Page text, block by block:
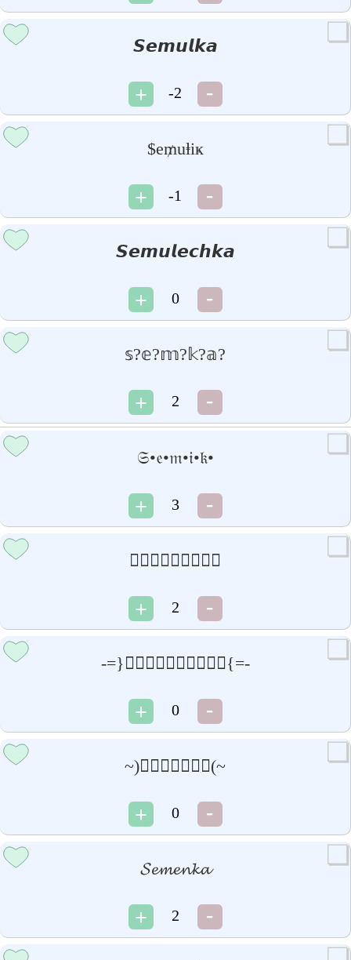
𝙎𝙚𝙢𝙪𝙡𝙠𝙖
-2
$e₥uⱡiҝ
-1
𝙎𝙚𝙢𝙪𝙡𝙚𝙘𝙝𝙠𝙖
0
𝕤?𝕖?𝕞?𝕜?𝕒?
2
𝔖•𝔢•𝔪•𝔦•𝔨•
3
𝒮𝒺𝓂𝒺𝓃𝒸𝒽𝒾𝓀
2
-=}𝒮𝒺𝓂𝒺𝓃𝓊𝓈𝒽𝓀𝒶{=-
0
~)𝒮𝒺𝓂𝒺𝓃𝓄𝓀(~
0
𝓢𝓮𝓶𝓮𝓷𝓴𝓪
2